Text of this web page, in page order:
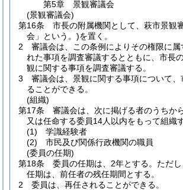
第5章
景観審議会
(景観審議会)
第16条
市長の附属機関として、萩市景観
会」という。)を置く。
2
審議会は、この条例によりその権限に属
れた事項を調査審議するとともに、市長
観に関する事項を調査審議する。
3
審議会は、景観に関する事項について
ることができる。
(組織)
第17条
審議会は、次に掲げる者のうちか
又は任命する委員14人以内をもって組織す
(1)
学識経験者
(2)
市民及び関係行政機関の職員
(委員の任期)
第18条
委員の任期は、2年とする。 ただ
任期は、前任者の残任期間とする。
2
委員は、再任されることができる。